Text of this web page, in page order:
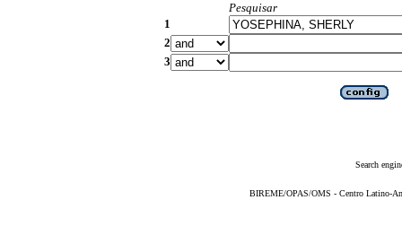
Pesquisar
1
2
3
Search
BIREME/OPAS/OMS - Centro Latino-